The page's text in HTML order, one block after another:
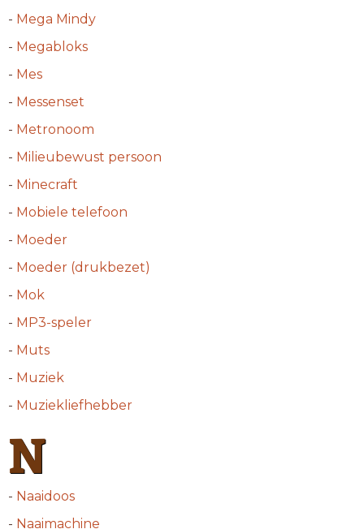
- Mega Mindy
- Megabloks
- Mes
- Messenset
- Metronoom
- Milieubewust persoon
- Minecraft
- Mobiele telefoon
- Moeder
- Moeder (drukbezet)
- Mok
- MP3-speler
- Muts
- Muziek
- Muziekliefhebber
N
- Naaidoos
- Naaimachine